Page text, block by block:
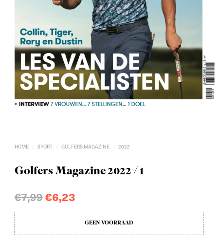
HOME / SPORT / GOLFERS MAGAZINE / 2022
Golfers Magazine 2022 / 1
€7,99Oorspronkelijke
prijs
€6,23
prijs
is:GEEN VOORRAAD